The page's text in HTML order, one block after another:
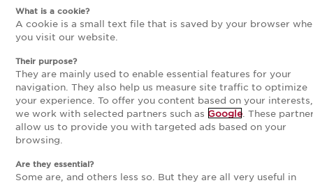
la
navigation
principale
contenu
principal
AFFINER VOTRE RECHERCHE
26 modèles
Trier par Nouveauté
NOUVEAUTÉ
What is a cookie?
A cookie is a small text file that is saved by your browser
you visit our website.
Their purpose?
They are mainly used to enable essential features for your
navigation. They also help us measure site traffic to optimize
your experience. To offer you content based on your interests,
we work with selected partners such as Google . These
allow us to provide you with targeted ads based on your
browsing.
Are they essential?
Some are, and others less so. But they are all very useful in